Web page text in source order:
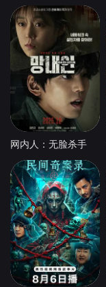
网内人：无脸杀手